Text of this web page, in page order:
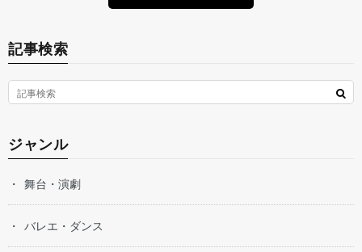
記事検索
ジャンル
舞台・演劇
バレエ・ダンス